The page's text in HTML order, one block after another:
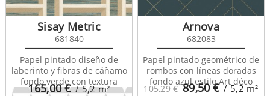
165,00€ / 5,2m²
Sisay Metric
681840
Papel pintado diseño de
laberinto y fibras de cáñamo
fondo verde con textura
105,29 € 89,50€ / 5,2m²
Arnova
682083
Papel pintado geométrico de
rombos con líneas doradas
fondo azul estilo Art déco